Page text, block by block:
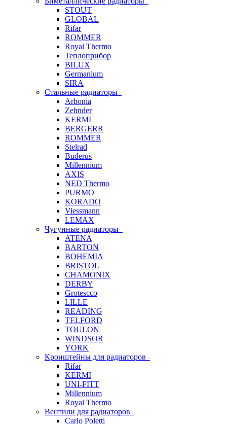
STOUT
GLOBAL
Rifar
ROMMER
Royal Thermo
Теплоприбор
BILUX
Germanium
SIRA
Стальные радиаторы
Arbonia
Zehnder
KERMI
BERGERR
ROMMER
Stelrad
Buderus
Millennium
AXIS
NED Thermo
PURMO
KORADO
Viessmann
LEMAX
Чугунные радиаторы
ATENA
BARTON
BOHEMIA
BRISTOL
CHAMONIX
DERBY
Grotescco
LILLE
READING
TELFORD
TOULON
WINDSOR
YORK
Кронштейны для радиаторов
Rifar
KERMI
UNI-FITT
Millennium
Royal Thermo
Вентили для радиаторов
Carlo Poletti